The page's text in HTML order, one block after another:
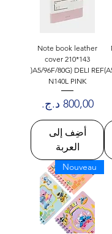
Note book leather
cover 210*143
)A5/96F/80G) DELI REF
N140L PINK
السعر‏800,00 د.ج.‏
أضِف إلى
العربة
Nouveau